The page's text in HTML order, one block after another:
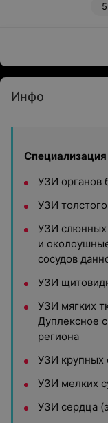
Инфо
Специализация
УЗИ органов
УЗИ
УЗИ
и
сосудов
УЗИ
УЗИ мягких
Дуплексное
региона
УЗИ крупных
УЗИ мелких
УЗИ сердца